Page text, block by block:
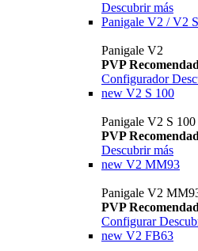
Descubrir más
Panigale V2 / V2 S
Panigale V2
PVP
Configurador
new V2 S 100
Panigale V2 S 100
PVP
Descubrir más
new V2 MM93
Panigale V2
PVP
Configurar
new V2 FB63